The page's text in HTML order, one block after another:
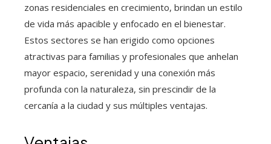
zonas residenciales en crecimiento, brindan un estilo
de vida más apacible y enfocado en el bienestar.
Estos sectores se han erigido como opciones
atractivas para familias y profesionales que anhelan
mayor espacio, serenidad y una conexión más
profunda con la naturaleza, sin prescindir de la
cercanía a la ciudad y sus múltiples ventajas.